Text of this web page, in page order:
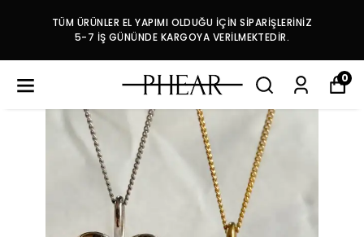
TÜM ÜRÜNLER EL YAPIMI OLDUĞU İÇİN SİPARİŞLERİNİZ
5-7 İŞ GÜNÜNDE KARGOYA VERİLMEKTEDİR.
0